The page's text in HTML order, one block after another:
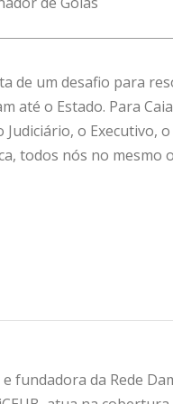
de um desafio para
até o Estado. Para
o Executivo,
todos nós no mesmo
fundadora da Rede